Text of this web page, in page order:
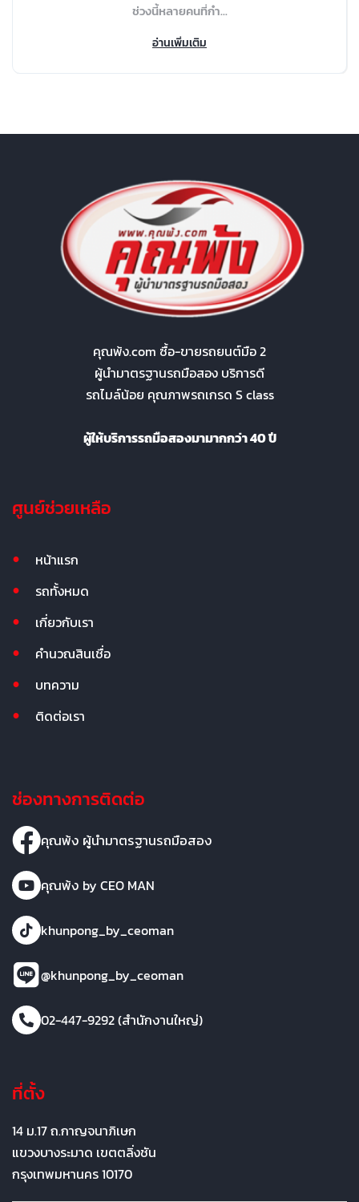
ช่วงนี้หลายคนที่กำ...
อ่านเพิ่มเติม
คุณพ้ง.com ซื้อ-ขายรถยนต์มือ 2
ผู้นำมาตรฐานรถมือสอง บริการดี
รถไมล์น้อย คุณภาพรถเกรด S class
ผู้ให้บริการรถมือสองมามากกว่า 40 ปี
ศูนย์ช่วยเหลือ
หน้าแรก
รถทั้งหมด
เกี่ยวกับเรา
คำนวณสินเชื่อ
บทความ
ติดต่อเรา
ช่องทางการติดต่อ
คุณพ้ง ผู้นำมาตรฐานรถมือสอง
คุณพ้ง by CEO MAN
khunpong_by_ceoman
@khunpong_by_ceoman
02-447-9292 (สำนักงานใหญ่)
ที่ตั้ง
14 ม.17 ถ.กาญจนาภิเษก
แขวงบางระมาด เขตตลิ่งชัน
กรุงเทพมหานคร 10170